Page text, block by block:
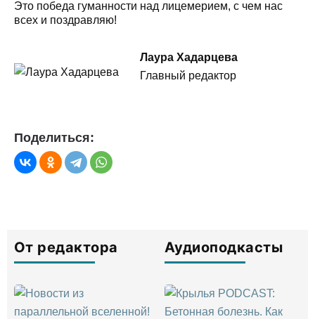
Это победа гуманности над лицемерием, с чем нас
всех и поздравляю!
Лаура Хадарцева
Главный редактор
Поделиться:
От редактора Аудиоподкасты